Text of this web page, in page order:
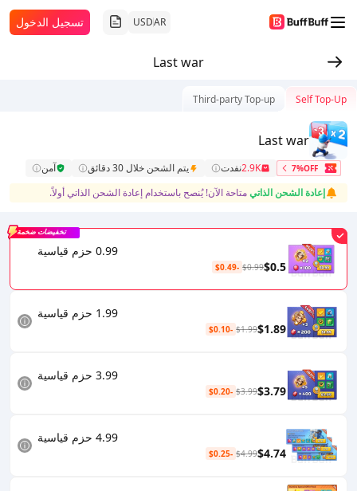
AR
USD تسجيل الدخول
Last war
Self Top-Up
Third-party Top-up
Last war
7%OFF
2.9Kنفدت يتم الشحن خلال 30 دقائق
آمن
إعادة الشحن الذاتيمتاحة الآن! يُنصح باستخدام إعادة الشحن الذاتي أولاً.
0.99 حزم قياسية
$0.5
$0.99
-$0.49
تخفيضات ضخمة
1.99 حزم قياسية
$1.89
$1.99
-$0.10
3.99 حزم قياسية
$3.79
$3.99
-$0.20
4.99 حزم قياسية
$4.74
$4.99
-$0.25